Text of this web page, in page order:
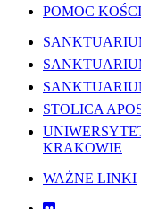
POMOC
STOLICA
KRAKOWIE
WAŻNE LINKI